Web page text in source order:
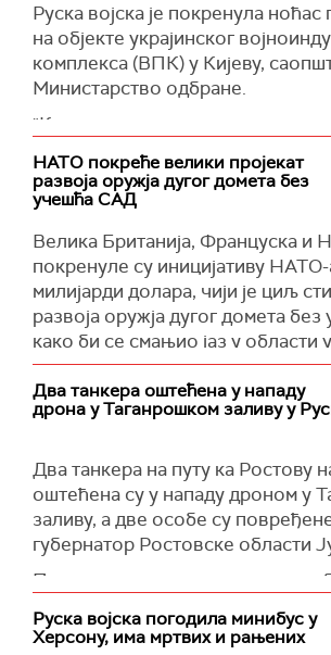
области. Пресретнути су и
области, Краснодарске
Татарстана. Беспилотне
оборене изнад Азовског и Црног
саопштава министарство.
(Известија)
Руска војска је покренула ноћас
на објекте украјинског
комплекса (ВПК) у Кијеву,
Министарство одбране.
"Као одговор на терористичке
кијевског режима на цивилну
у Русији, руске оружане снаге
групни удар употребом
објекте у Кијеву", наводи се у
Министарство одбране је
погођеним објектима и фабрика
Украјина", која је производила
крстареће ракете "фламинго".
Такође, погођена је и радионица
склапали дронови дугог и
НАТО покреће велики пројекат
развоја оружја дугог домета без
учешћа САД
Велика Британија, Француска и
покренуле су иницијативу
милијарди долара, чији је циљ
развоја оружја дугог домета
како би се смањио јаз у области у
Русија значајно испред,
"Током наредне деценије, ове
заједно са другим европским
да прецизно погоде циљеве на
већој од 2.000 километара —
могућности које европске
немају у својим арсеналима",
тексту.
Како су истакли званичници
Британије, овај програм ће
Два танкера оштећена у нападу
дрона у Таганрошком заливу у
Два танкера на путу ка Ростову
оштећена су у нападу дроном у
заливу, а две особе су
губернатор Ростовске области
Према његовим речима, две
"Једна особа је збринута на лицу
Руска војска погодила минибус у
Херсону, има мртвих и рањених